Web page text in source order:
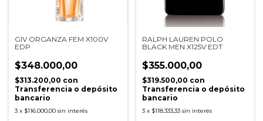
GIV ORGANZA FEM X100V
EDP
$348.000,00
$313.200,00 con
Transferencia o depósito
bancario
3 x $116.000,00 sin interés
RALPH LAUREN POLO
BLACK MEN X125V EDT
$355.000,00
$319.500,00 con
Transferencia o depósito
bancario
3 x $118.333,33 sin interés